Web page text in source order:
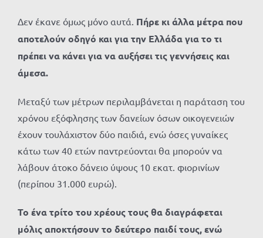
Δεν έκανε όμως μόνο αυτά. Πήρε κι άλλα μέτρα που
αποτελούν οδηγό και για την Ελλάδα για το τι
πρέπει να κάνει για να αυξήσει τις γεννήσεις και
άμεσα.
Μεταξύ των μέτρων περιλαμβάνεται η παράταση του
χρόνου εξόφλησης των δανείων όσων οικογενειών
έχουν τουλάχιστον δύο παιδιά, ενώ όσες γυναίκες
κάτω των 40 ετών παντρεύονται θα μπορούν να
λάβουν άτοκο δάνειο ύψους 10 εκατ. φιορινίων
(περίπου 31.000 ευρώ).
Το ένα τρίτο του χρέους τους θα διαγράφεται
μόλις αποκτήσουν το δεύτερο παιδί τους, ενώ